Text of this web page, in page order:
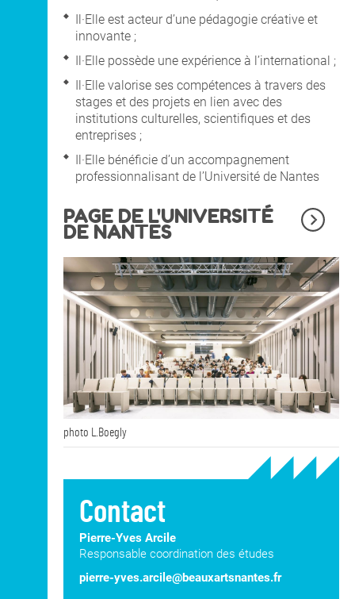
Il·Elle est acteur d’une pédagogie créative et
innovante ;
Il·Elle possède une expérience à l’international ;
Il·Elle valorise ses compétences à travers des
stages et des projets en lien avec des
institutions culturelles, scientifiques et des
entreprises ;
Il·Elle bénéficie d’un accompagnement
professionnalisant de l’Université de Nantes
PAGE DE L'UNIVERSITÉ
DE NANTES
photo L.Boegly
Contact
Pierre-Yves Arcile
Responsable coordination des études
pierre-yves.arcile@beauxartsnantes.fr